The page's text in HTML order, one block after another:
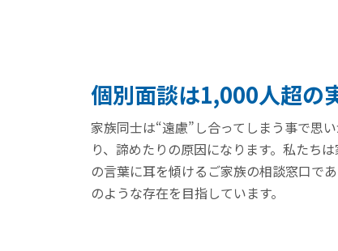
個別面談は1,000人超の
家族同士は“遠慮”し合ってしまう事で思
り、諦めたりの原因になります。私たち
の言葉に耳を傾けるご家族の相談窓口で
のような存在を目指しています。